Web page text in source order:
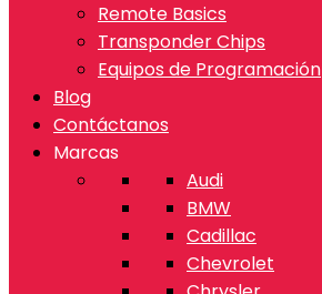
Remote Basics
Transponder Chips
Equipos de Programación
Blog
Contáctanos
Marcas
Audi
BMW
Cadillac
Chevrolet